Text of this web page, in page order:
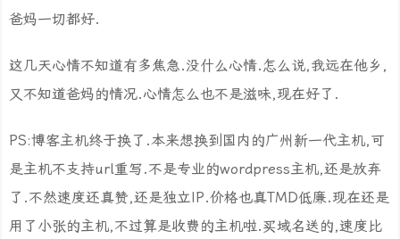
爸妈一切都好.
这几天心情不知道有多焦急.没什么心情.怎么说,我远在他乡,
又不知道爸妈的情况.心情怎么也不是滋味,现在好了.
PS:博客主机终于换了.本来想换到国内的广州新一代主机,可
是主机不支持url重写.不是专业的wordpress主机,还是放弃
了.不然速度还真赞,还是独立IP.价格也真TMD低廉.现在还是
用了小张的主机,不过算是收费的主机啦.买域名送的,速度比